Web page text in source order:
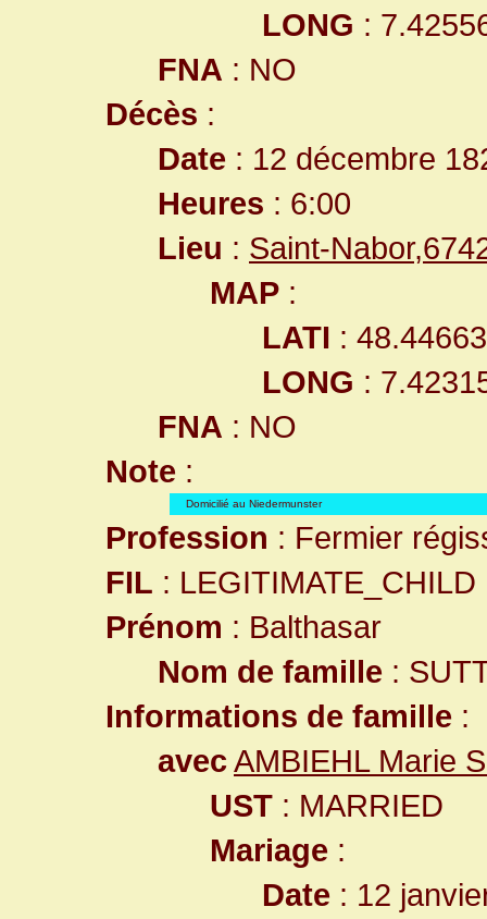
LONG :
FNA : NO
Décès :
Date : 12 décembre
Heures : 6:00
Lieu : Saint-
MAP :
LATI :
LONG :
FNA : NO
Note :
Domicilié au Niedermunster
Profession : Fermier
FIL : LEGITIMATE_CHILD
Prénom : Balthasar
Nom de famille :
Informations de famille :
avecAMBIEHL Marie
UST : MARRIED
Mariage :
Date : 12